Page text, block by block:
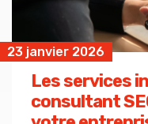
23 janvier 2026
Les services
consultant